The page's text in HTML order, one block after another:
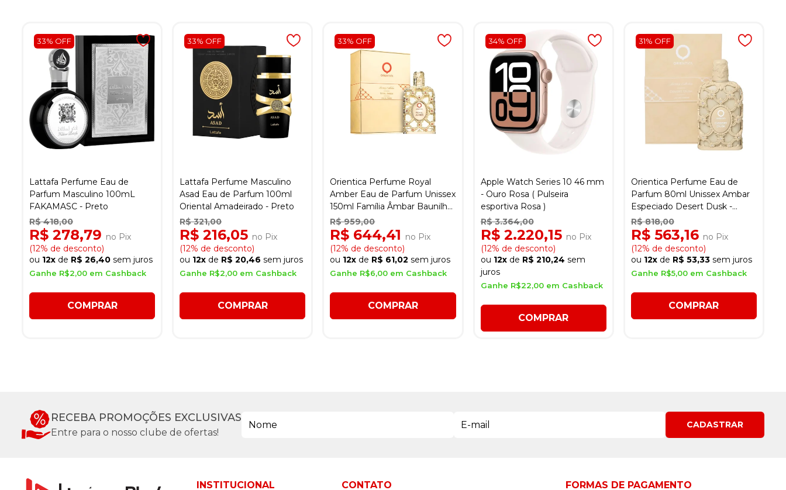
33% OFF
Lattafa Perfume Eau de
Parfum Masculino 100mL
FAKAMASC - Preto
R$ 418,00
R$ 278,79 no Pix
(12% de desconto)
ou 12x de R$ 26,40 sem juros
Ganhe R$2,00 em Cashback
COMPRAR
33% OFF
Lattafa Perfume Masculino
Asad Eau de Parfum 100ml
Oriental Amadeirado - Preto
R$ 321,00
R$ 216,05 no Pix
(12% de desconto)
ou 12x de R$ 20,46 sem juros
Ganhe R$2,00 em Cashback
COMPRAR
33% OFF
Orientica Perfume Royal
Amber Eau de Parfum Unissex
150ml Família Âmbar Baunilha
MKP005007001480 -
Dourado
R$ 959,00
R$ 644,41 no Pix
(12% de desconto)
ou 12x de R$ 61,02 sem juros
Ganhe R$6,00 em Cashback
COMPRAR
34% OFF
Apple Watch Series 10 46 mm
- Ouro Rosa ( Pulseira
esportiva Rosa )
R$ 3.364,00
R$ 2.220,15 no Pix
(12% de desconto)
ou 12xde R$ 210,24 sem
juros
Ganhe R$22,00 em Cashback
COMPRAR
31% OFF
Orientica Perfume Eau de
Parfum 80ml Unissex Ambar
Especiado Desert Dusk -
Dourado
R$ 818,00
R$ 563,16 no Pix
(12% de desconto)
ou 12xde R$ 53,33 sem juros
Ganhe R$5,00 em Cashback
COMPRAR
RECEBA PROMOÇÕES EXCLUSIVAS
Entre para o nosso clube de ofertas!
CADASTRAR
INSTITUCIONAL CONTATO FORMAS DE PAGAMENTO